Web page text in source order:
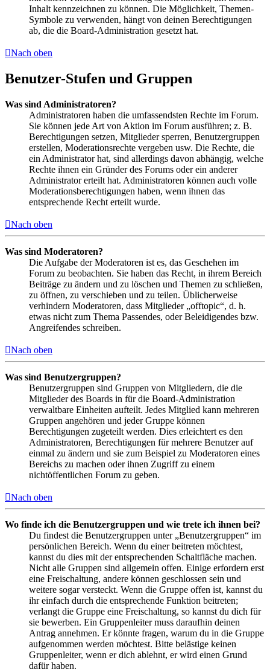
Inhalt kennzeichnen zu können. Die Möglichkeit, Themen-
Symbole zu verwenden, hängt von deinen Berechtigungen
ab, die die Board-Administration gesetzt hat.
Nach oben
Benutzer-Stufen und Gruppen
Was sind Administratoren?
Administratoren haben die umfassendsten Rechte im Forum.
Sie können jede Art von Aktion im Forum ausführen; z. B.
Berechtigungen setzen, Mitglieder sperren, Benutzergruppen
erstellen, Moderationsrechte vergeben usw. Die Rechte, die
ein Administrator hat, sind allerdings davon abhängig, welche
Rechte ihnen ein Gründer des Forums oder ein anderer
Administrator erteilt hat. Administratoren können auch volle
Moderationsberechtigungen haben, wenn ihnen das
entsprechende Recht erteilt wurde.
Nach oben
Was sind Moderatoren?
Die Aufgabe der Moderatoren ist es, das Geschehen im
Forum zu beobachten. Sie haben das Recht, in ihrem Bereich
Beiträge zu ändern und zu löschen und Themen zu schließen,
zu öffnen, zu verschieben und zu teilen. Üblicherweise
verhindern Moderatoren, dass Mitglieder „offtopic“, d. h.
etwas nicht zum Thema Passendes, oder Beleidigendes bzw.
Angreifendes schreiben.
Nach oben
Was sind Benutzergruppen?
Benutzergruppen sind Gruppen von Mitgliedern, die die
Mitglieder des Boards in für die Board-Administration
verwaltbare Einheiten aufteilt. Jedes Mitglied kann mehreren
Gruppen angehören und jeder Gruppe können
Berechtigungen zugeteilt werden. Dies erleichtert es den
Administratoren, Berechtigungen für mehrere Benutzer auf
einmal zu ändern und sie zum Beispiel zu Moderatoren eines
Bereichs zu machen oder ihnen Zugriff zu einem
nichtöffentlichen Forum zu geben.
Nach oben
Wo finde ich die Benutzergruppen und wie trete ich ihnen bei?
Du findest die Benutzergruppen unter „Benutzergruppen“ im
persönlichen Bereich. Wenn du einer beitreten möchtest,
kannst du dies mit der entsprechenden Schaltfläche machen.
Nicht alle Gruppen sind allgemein offen. Einige erfordern erst
eine Freischaltung, andere können geschlossen sein und
weitere sogar versteckt. Wenn die Gruppe offen ist, kannst du
ihr einfach durch die entsprechende Funktion beitreten;
verlangt die Gruppe eine Freischaltung, so kannst du dich für
sie bewerben. Ein Gruppenleiter muss daraufhin deinen
Antrag annehmen. Er könnte fragen, warum du in die Gruppe
aufgenommen werden möchtest. Bitte belästige keinen
Gruppenleiter, wenn er dich ablehnt, er wird einen Grund
dafür haben.